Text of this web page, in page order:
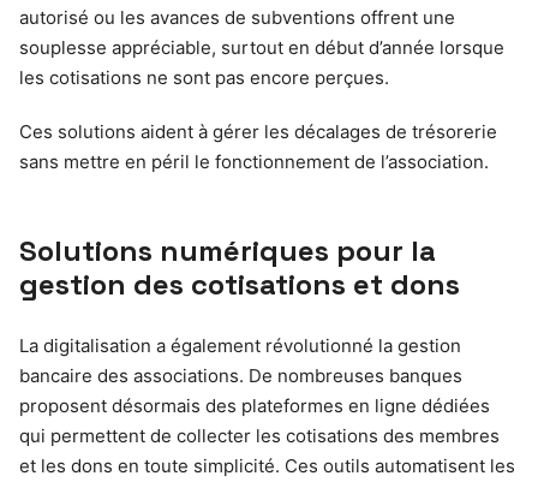
autorisé ou les avances de subventions offrent une
souplesse appréciable, surtout en début d’année lorsque
les cotisations ne sont pas encore perçues.
Ces solutions aident à gérer les décalages de trésorerie
sans mettre en péril le fonctionnement de l’association.
Solutions numériques pour la
gestion des cotisations et dons
La digitalisation a également révolutionné la gestion
bancaire des associations. De nombreuses banques
proposent désormais des plateformes en ligne dédiées
qui permettent de collecter les cotisations des membres
et les dons en toute simplicité. Ces outils automatisent les